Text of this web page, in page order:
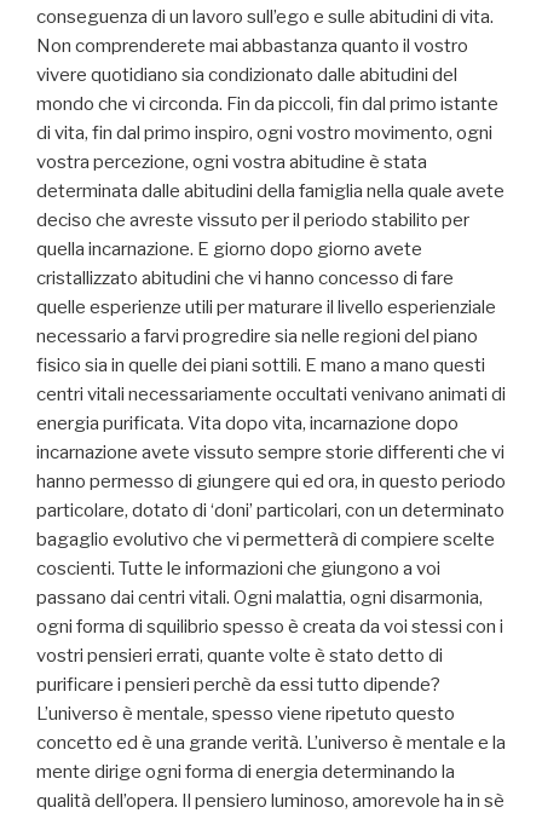
conseguenza di un lavoro sull’ego e sulle abitudini di vita.
Non comprenderete mai abbastanza quanto il vostro
vivere quotidiano sia condizionato dalle abitudini del
mondo che vi circonda. Fin da piccoli, fin dal primo istante
di vita, fin dal primo inspiro, ogni vostro movimento, ogni
vostra percezione, ogni vostra abitudine è stata
determinata dalle abitudini della famiglia nella quale avete
deciso che avreste vissuto per il periodo stabilito per
quella incarnazione. E giorno dopo giorno avete
cristallizzato abitudini che vi hanno concesso di fare
quelle esperienze utili per maturare il livello esperienziale
necessario a farvi progredire sia nelle regioni del piano
fisico sia in quelle dei piani sottili. E mano a mano questi
centri vitali necessariamente occultati venivano animati di
energia purificata. Vita dopo vita, incarnazione dopo
incarnazione avete vissuto sempre storie differenti che vi
hanno permesso di giungere qui ed ora, in questo periodo
particolare, dotato di ‘doni’ particolari, con un determinato
bagaglio evolutivo che vi permetterà di compiere scelte
coscienti. Tutte le informazioni che giungono a voi
passano dai centri vitali. Ogni malattia, ogni disarmonia,
ogni forma di squilibrio spesso è creata da voi stessi con i
vostri pensieri errati, quante volte è stato detto di
purificare i pensieri perchè da essi tutto dipende?
L’universo è mentale, spesso viene ripetuto questo
concetto ed è una grande verità. L’universo è mentale e la
mente dirige ogni forma di energia determinando la
qualità dell’opera. Il pensiero luminoso, amorevole ha in sè